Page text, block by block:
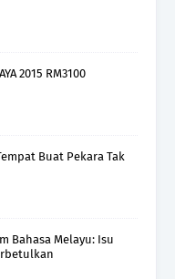
2015 RM3100
Buat Pekara Tak
Bahasa Melayu: Isu